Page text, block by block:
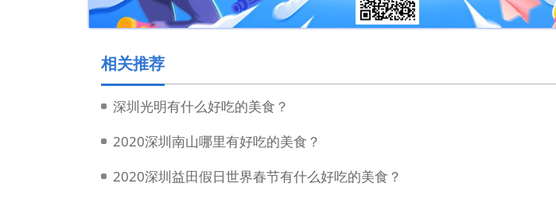
相关推荐
深圳光明有什么好吃的美食？
2020深圳南山哪里有好吃的美食？
2020深圳益田假日世界春节有什么好吃的美食？